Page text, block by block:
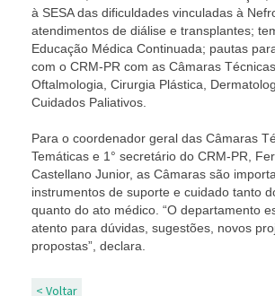
à SESA das dificuldades vinculadas à
atendimentos de diálise e transplantes;
Educação Médica Continuada; pautas
com o CRM-PR com as Câmaras
Oftalmologia, Cirurgia Plástica,
Cuidados Paliativos.
Para o coordenador geral das Câmaras
Temáticas e 1° secretário do CRM-PR,
Castellano Junior, as Câmaras são
instrumentos de suporte e cuidado tanto
quanto do ato médico. “O departamento
atento para dúvidas, sugestões, novos
propostas”, declara.
< Voltar